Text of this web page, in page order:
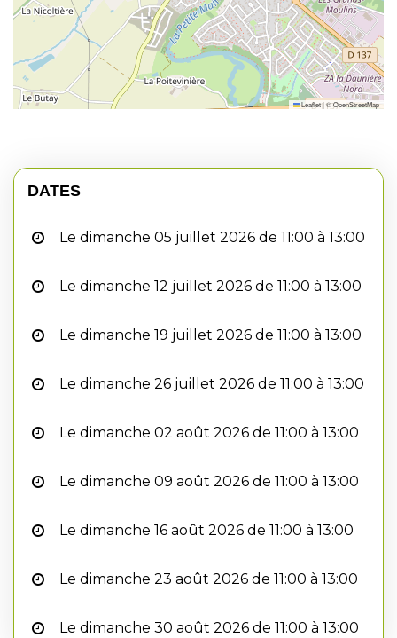
Leaflet|©OpenStreetMap
DATES
Le dimanche 05 juillet 2026 de 11:00 à 13:00
Le dimanche 12 juillet 2026 de 11:00 à 13:00
Le dimanche 19 juillet 2026 de 11:00 à 13:00
Le dimanche 26 juillet 2026 de 11:00 à 13:00
Le dimanche 02 août 2026 de 11:00 à 13:00
Le dimanche 09 août 2026 de 11:00 à 13:00
Le dimanche 16 août 2026 de 11:00 à 13:00
Le dimanche 23 août 2026 de 11:00 à 13:00
Le dimanche 30 août 2026 de 11:00 à 13:00